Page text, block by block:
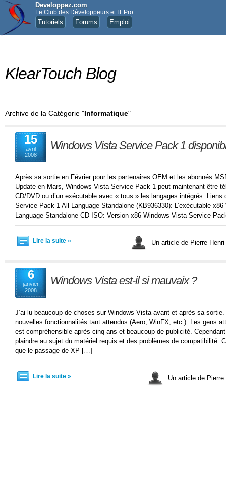
Developpez.com
Le Club des Développeurs et IT Pro
Tutoriels Forums Emploi
KlearTouch Blog
Archive de la Catégorie "Informatique"
15
avril
2008
Windows Vista Service Pack 1
Après sa sortie en Février pour les partenaires OEM et les abonnés
Update en Mars, Windows Vista Service Pack 1 peut maintenant être
CD/DVD ou d’un exécutable avec « tous » les langages intégrés.
Service Pack 1 All Language Standalone (KB936330): L’exécutable
Language Standalone CD ISO: Version x86 Windows Vista Service
Lire la suite » Un article de Pierre
6
janvier
2008
Windows Vista est-il si mauvaix ?
J’ai lu beaucoup de choses sur Windows Vista avant et après sa
nouvelles fonctionnalités tant attendus (Aero, WinFX, etc.). Les gens
est compréhensible après cinq ans et beaucoup de publicité.
plaindre au sujet du matériel requis et des problèmes de compatibilité.
que le passage de XP […]
Lire la suite » Un article de